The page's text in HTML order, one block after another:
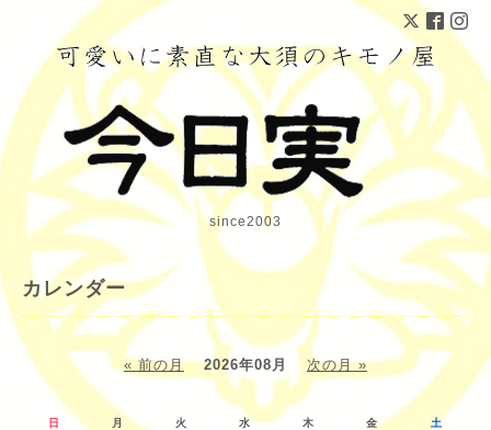
since2003
カレンダー
« 前の月 2026年08月 次の月 »
日 月 火 水 木 金 土